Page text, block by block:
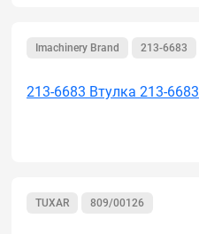
Imachinery Brand 213-6683
213-6683 Втулка 213-6683
TUXAR 809/00126